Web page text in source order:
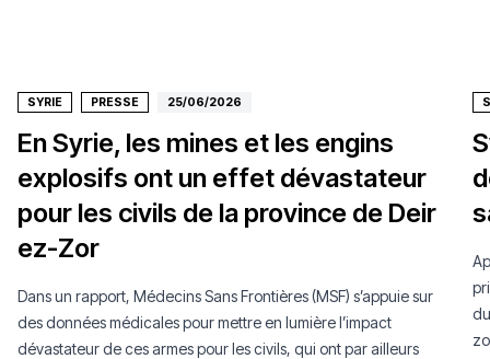
SYRIE PRESSE 25/06/2026
En Syrie, les mines et les engins
explosifs ont un effet dévastateur
pour les civils de la province de Deir
ez-Zor
Dans un rapport, Médecins Sans Frontières (MSF) s’appuie sur
des données médicales pour mettre en lumière l’impact
dévastateur de ces armes pour les civils, qui ont par ailleurs